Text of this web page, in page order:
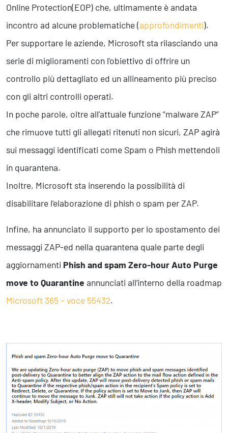
Smart Working
Project Management
Finanza & Gestione Economica
Sistemi di Gestione
Safety
Sicurezza sul Lavoro
Assistenza Ambientale
Sicurezza Alimentare
Cyber Security
Online Protection(EOP) che, ultimamente è andata
incontro ad alcune problematiche (approfondimenti).
Per supportare le aziende, Microsoft sta rilasciando una
serie di miglioramenti con l’obiettivo di offrire un
controllo più dettagliato ed un allineamento più preciso
con gli altri controlli operati.
In poche parole, oltre all’attuale funzione “malware ZAP”
che rimuove tutti gli allegati ritenuti non sicuri, ZAP agirà
sui messaggi identificati come Spam o Phish mettendoli
in quarantena.
Inoltre, Microsoft sta inserendo la possibilità di
disabilitare l’elaborazione di phish o spam per ZAP.
Infine, ha annunciato il supporto per lo spostamento dei
messaggi ZAP-ed nella quarantena quale parte degli
aggiornamenti Phish and spam Zero-hour Auto Purge
move to Quarantine annunciati all’interno della roadmap
Microsoft 365 – voce 55432.